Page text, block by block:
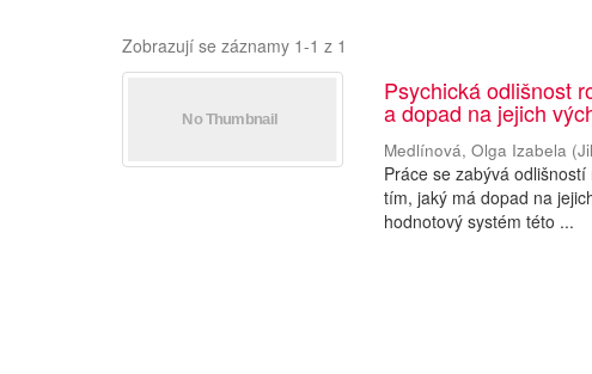
Zobrazují se záznamy 1-1 z 1
Psychická odlišnost
a dopad na jejich
Medlínová, Olga Izabela (
Práce se zabývá
tím, jaký má dopad na
hodnotový systém této ...